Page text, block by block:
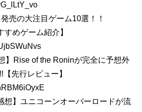
売の大注目ゲーム10選！！
すめゲーム紹介】
】Rise of the Roninが完全に予想外
先行レビュー】
想】ユニコーンオーバーロードが流